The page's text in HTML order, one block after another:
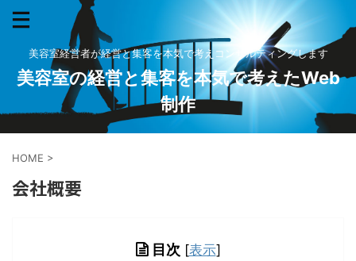
美容室経営者が経営と集客を本気で考えコンサルティングします
美容室の経営と集客を本気で考えたWeb
制作
HOME >
会社概要
目次 [表示]